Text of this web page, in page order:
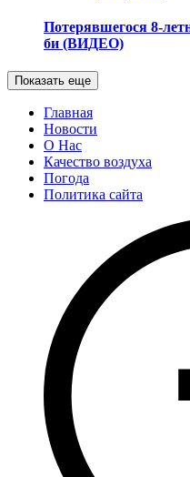
Потерявшегося 8-
би (ВИДЕО)
Показать еще
Главная
Новости
О Нас
Качество воздуха
Погода
Политика сайта